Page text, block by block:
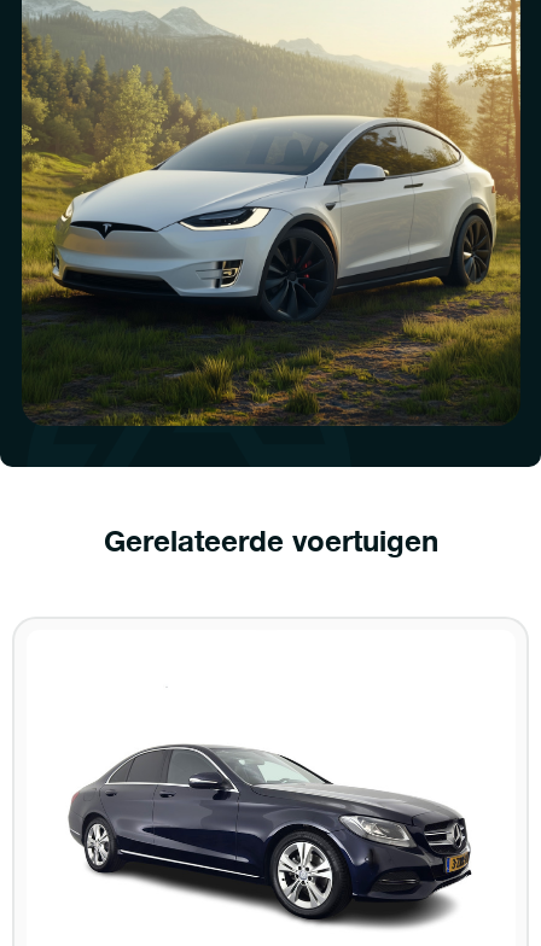
Gerelateerde voertuigen